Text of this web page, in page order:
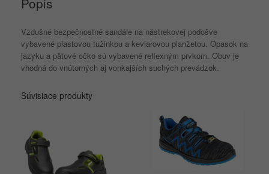
Vzdušné bezpečnostné sandále na nástrekovej podošve
vybavené plastovou tužinkou a kevlarovou planžetou. Opasok na
jazyku a pätové očko sú vybavené reflexným prvkom. Obuv je
vhodná do vnútorných aj vonkajších suchých prevádzok.
Súvisiace produkty